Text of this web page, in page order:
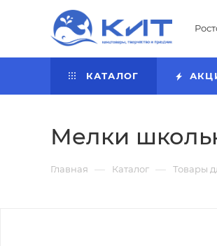
КАТАЛОГ
Мелки
Главная — Каталог — Товары